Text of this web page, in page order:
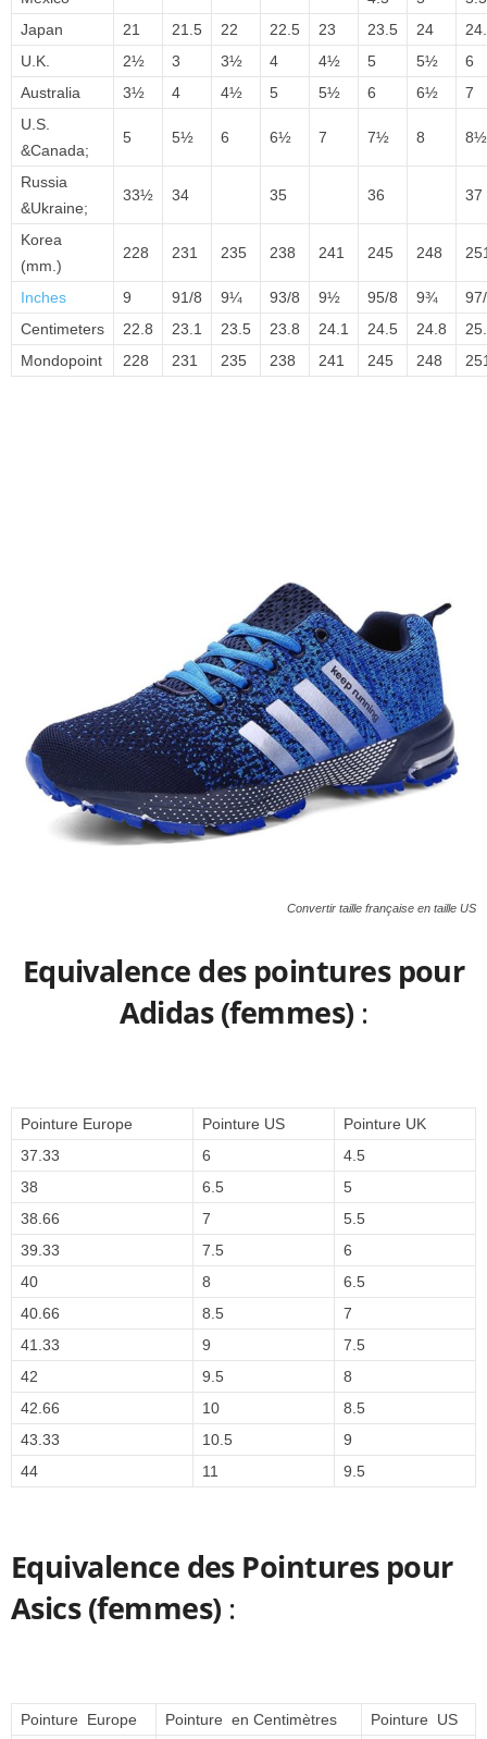
Japan
21 21.5 22 22.5 23 23.5 24
U.K.
2½ 3 3½ 4 4½ 5 5½
6
Australia
3½ 4 4½ 5 5½ 6 6½
7
U.S.
&Canada;
5 5½ 6 6½ 7 7½ 8 8½
Russia
&Ukraine;
33½ 34 35 36 37
Korea
(mm.)
228 231 235 238 241 245 248
Inches 9 91/8 9¼ 93/8 9½ 95/8 9¾
Centimeters
22.8 23.1 23.5 23.8 24.1 24.5 24.8
Mondopoint
228 231 235 238 241 245 248
Convertir taille française en taille US
Equivalence des pointures pour
Adidas (femmes) :
Pointure Europe Pointure US
Pointure UK
37.33
6
4.5
38
6.5
5
38.66
7
5.5
39.33
7.5
6
40
8
6.5
40.66
8.5
7
41.33
9
7.5
42
9.5
8
42.66
10
8.5
43.33
10.5
9
44
11 9.5
Equivalence des Pointures pour
Asics (femmes) :
Pointure Europe Pointure en Centimètres
Pointure US